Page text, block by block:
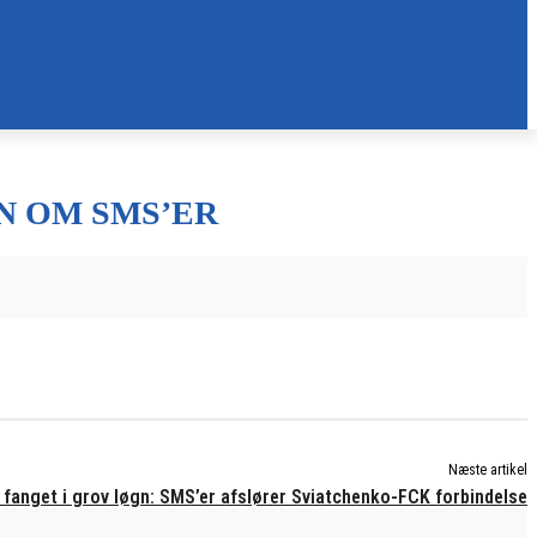
SMS’ER
Næste artikel
i grov løgn: SMS’er afslører Sviatchenko-FCK forbindelse